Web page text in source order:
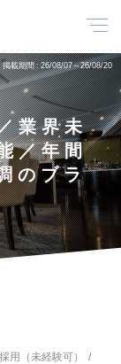
掲載期間 26/08/07～26/08/20
業界未
／年間
のブラ
用（未経験可）